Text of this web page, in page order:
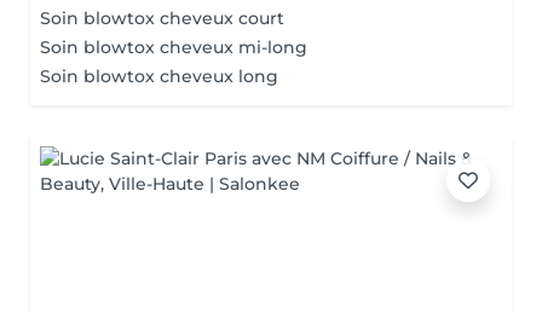
Soin blowtox cheveux court
Soin blowtox cheveux mi-long
Soin blowtox cheveux long